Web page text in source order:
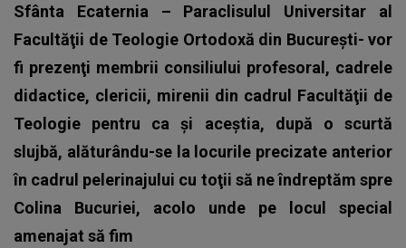
Sfânta Ecaternia – Paraclisulul Universitar al
Facultăţii de Teologie Ortodoxă din Bucureşti- vor
fi prezenţi membrii consiliului profesoral, cadrele
didactice, clericii, mirenii din cadrul Facultăţii de
Teologie pentru ca şi aceştia, după o scurtă
slujbă, alăturându-se la locurile precizate anterior
în cadrul pelerinajului cu toţii să ne îndreptăm spre
Colina Bucuriei, acolo unde pe locul special
amenajat să fim